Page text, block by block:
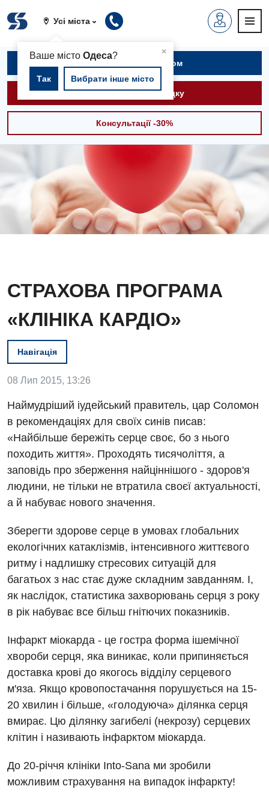
Усі міста
×
Ваше містоОдеса?
Так Вибрати інше місто
Вакансії
Заходи БПР
Інтернатура
Програма лояльності
Відгуки
Відео
Діагностика
Ангіографічні дослідження
Ендоскопічне відділення
Інструментальна діагностика
Комп’ютерна томографія
Магнітно-резонансна томографія
Мамографія
Нейросонографія
Рентгенографія
Акушерство і гінекологія
Відділ госпіталізації
Відділення кардіосудинної патології та неврології
Відділення невідкладних станів
Відділення інтенсивної терапії
Гінекологічне відділення
Діагностичне відділення
Ендоскопічне відділення
Онкологічне відділлення
Офтальмологічне відділення
Терапевтичне відділення
Декларування
Лікування гострого інфаркту
Українська
Записатися на прийом
Викликати швидку
Консультації -30%
СТРАХОВА ПРОГРАМА
«КЛІНІКА КАРДІО»
Навігація
08 Лип 2015, 13:26
Наймудріший іудейський правитель, цар Соломон
в рекомендаціях для своїх синів писав:
«Найбільше бережіть серце своє, бо з нього
походить життя». Проходять тисячоліття, а
заповідь про зберження найціннішого - здоров'я
людини, не тільки не втратила своєї актуальності,
а й набуває нового значення.
Зберегти здорове серце в умовах глобальних
екологічних катаклізмів, інтенсивного життєвого
ритму і надлишку стресових ситуацій для
багатьох з нас стає дуже складним завданням. І,
як наслідок, статистика захворювань серця з року
в рік набуває все більш гнітючих показників.
Інфаркт міокарда - це гостра форма ішемічної
хвороби серця, яка виникає, коли припиняється
доставка крові до якогось відділу серцевого
м'яза. Якщо кровопостачання порушується на 15-
20 хвилин і більше, «голодуюча» ділянка серця
вмирає. Цю ділянку загибелі (некрозу) серцевих
клітин і називають інфарктом міокарда.
До 20-річчя клініки Into-Sana ми зробили
можливим страхування на випадок інфаркту!